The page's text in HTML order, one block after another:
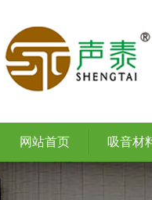
网站首页 吸音材